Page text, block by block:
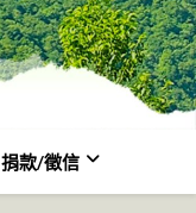
捐款/徵信